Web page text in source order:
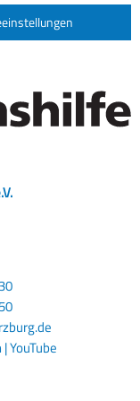
|YouTube